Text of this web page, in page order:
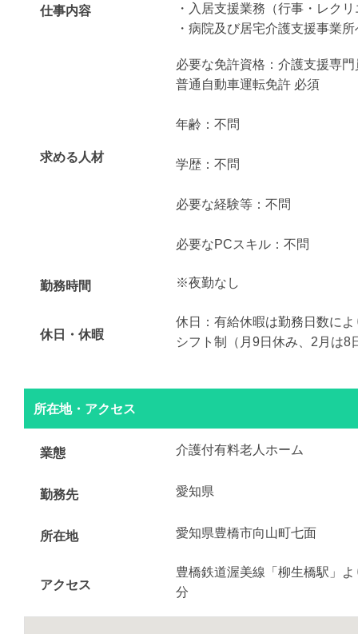
仕事内容
・入居支援業務（行事・レク
・病院及び居宅介護支援事業
求める人材
必要な免許資格：介護支援専門
普通自動車運転免許 必須
年齢：不問
学歴：不問
必要な経験等：不問
必要なPCスキル：不問
勤務時間 ※夜勤なし
休日・休暇
休日：有給休暇は勤務日数に
シフト制（月9日休み、2月は8
所在地・アクセス
業態 介護付有料老人ホーム
勤務先 愛知県
所在地 愛知県豊橋市向山町七面
アクセス
豊橋鉄道渥美線「柳生橋駅」
分